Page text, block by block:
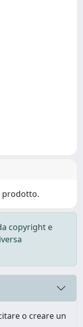
prodotto.
copyright e
o creare un